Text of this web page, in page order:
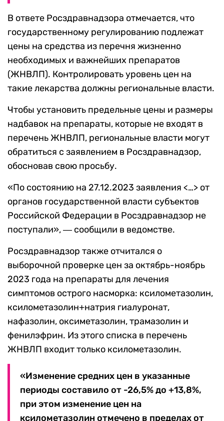
В ответе Росздравнадзора отмечается, что
государственному регулированию подлежат
цены на средства из перечня жизненно
необходимых и важнейших препаратов
(ЖНВЛП). Контролировать уровень цен на
такие лекарства должны региональные власти.
Чтобы установить предельные цены и размеры
надбавок на препараты, которые не входят в
перечень ЖНВЛП, региональные власти могут
обратиться с заявлением в Росздравнадзор,
обосновав свою просьбу.
«По состоянию на 27.12.2023 заявления <…> от
органов государственной власти субъектов
Российской Федерации в Росздравнадзор не
поступали», ― сообщили в ведомстве.
Росздравнадзор также отчитался о
выборочной проверке цен за октябрь-ноябрь
2023 года на препараты для лечения
симптомов острого насморка: ксилометазолин,
ксилометазолин+натрия гиалуронат,
нафазолин, оксиметазолин, трамазолин и
фенилэфрин. Из этого списка в перечень
ЖНВЛП входит только ксилометазолин.
«Изменение средних цен в указанные
периоды составило от -26,5% до +13,8%,
при этом изменение цен на
ксилометазолин отмечено в пределах от